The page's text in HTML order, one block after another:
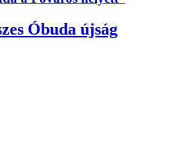
Óbuda újság